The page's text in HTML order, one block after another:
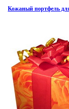
Кожаный портфель